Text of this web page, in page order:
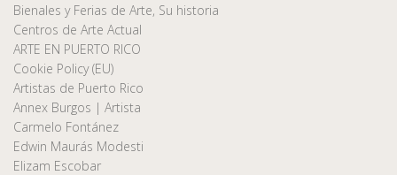
Bienales y Ferias de Arte, Su historia
Centros de Arte Actual
ARTE EN PUERTO RICO
Cookie Policy (EU)
Artistas de Puerto Rico
Annex Burgos | Artista
Carmelo Fontánez
Edwin Maurás Modesti
Elizam Escobar